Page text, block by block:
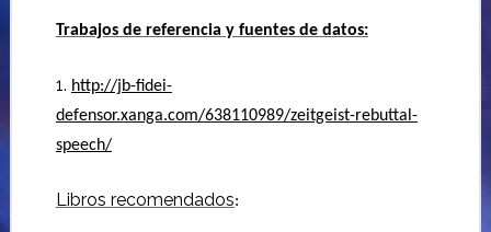
Trabajos de referencia y fuentes de datos:
1. http://jb-fidei-
defensor.xanga.com/638110989/zeitgeist-rebuttal-
speech/
Libros recomendados: